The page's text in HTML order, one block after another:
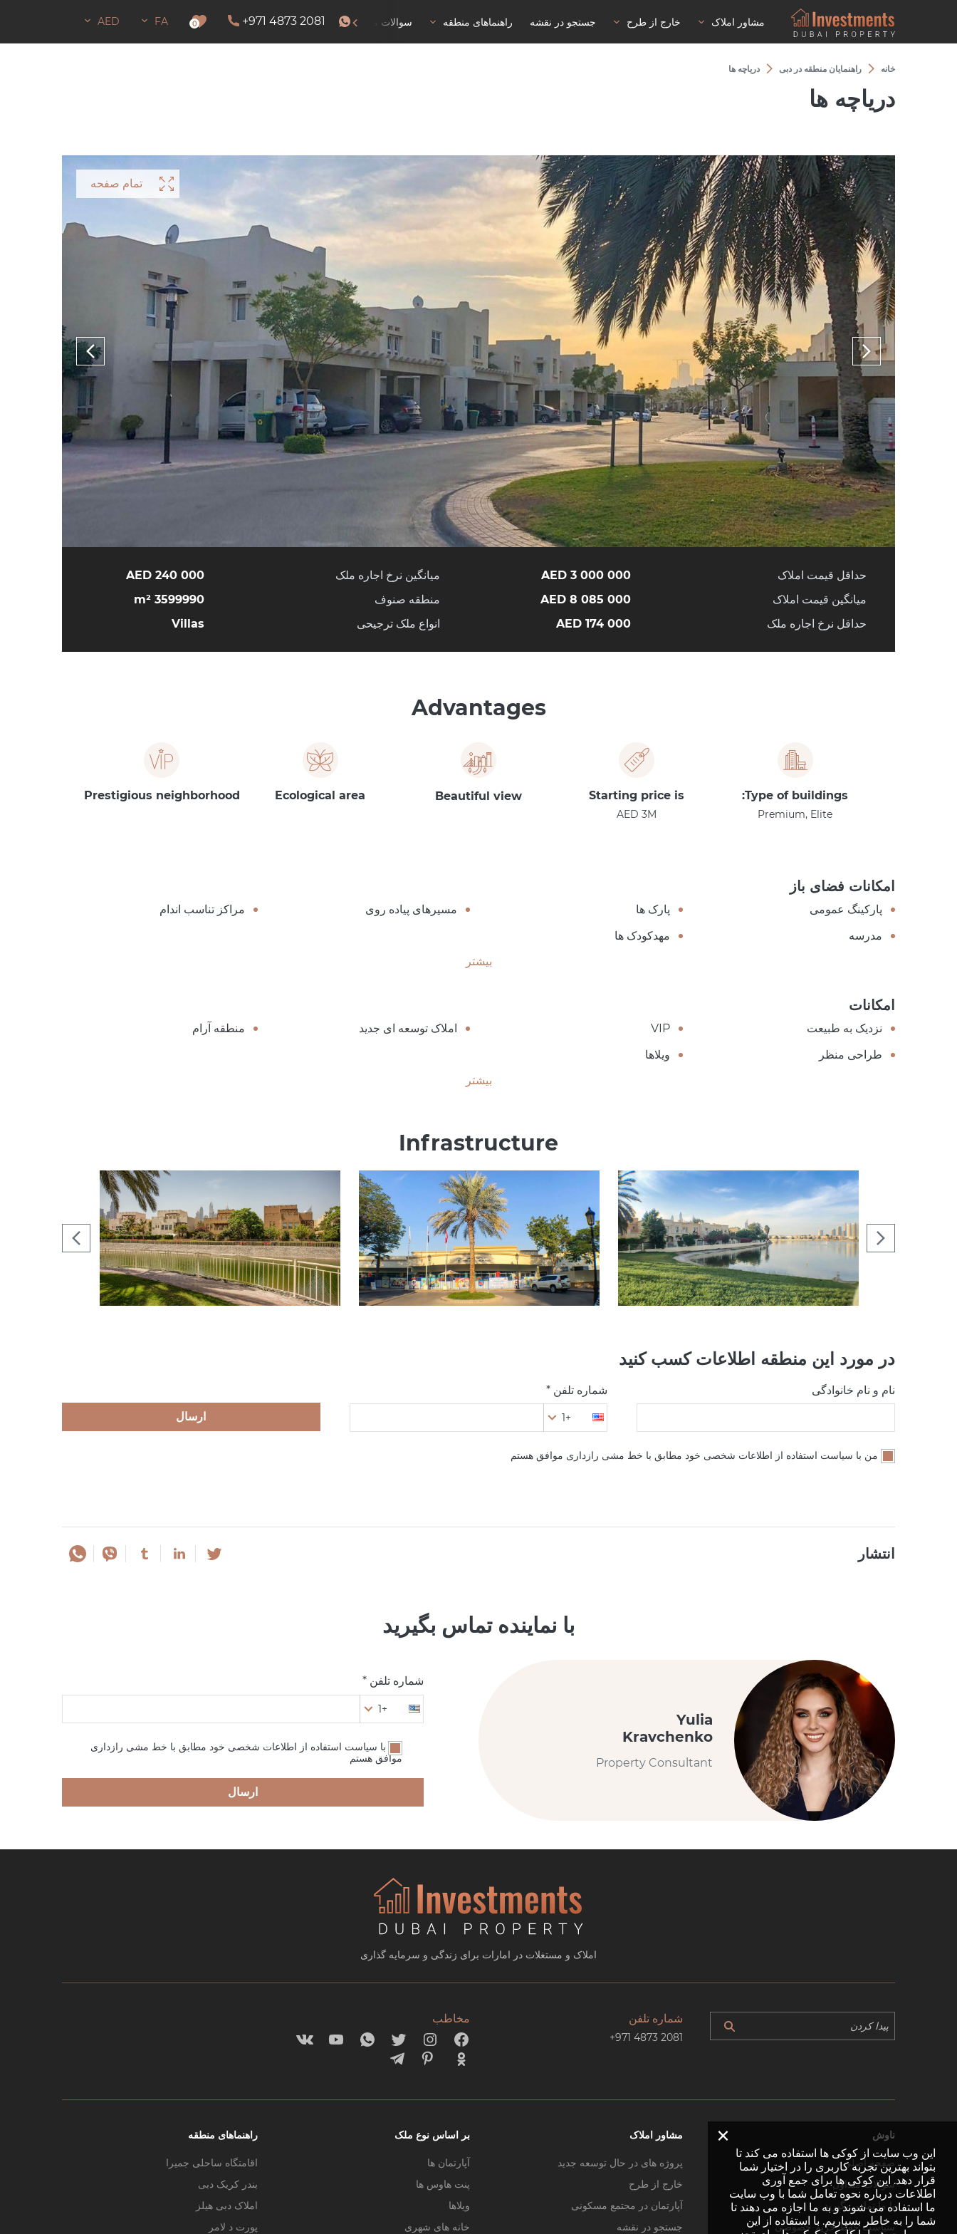
مشاور املاک خارج از طرح جستجو در نقشه راهنماهای منطقه سوالات متداول اجازه اقامت
+971 4873 2081
0
FA
AED
خانه راهنمایان منطقه در دبی دریاچه ها
دریاچه ها
تمام صفحه
حداقل قیمت املاک
3 000 000 AED
میانگین قیمت املاک
8 085 000 AED
حداقل نرخ اجاره ملک
174 000 AED
میانگین نرخ اجاره ملک
240 000 AED
منطقه صنوف
3599990 m²
انواع ملک ترجیحی
Villas
Advantages
Type of buildings:
Premium, Elite
Starting price is
AED 3M
Beautiful view
Ecological area
Prestigious neighborhood
امکانات فضای باز
پارکینگ عمومی پارک ها مسیرهای پیاده روی
مراکز تناسب اندام
مدرسه
مهدکودک ها
بیشتر
امکانات
نزدیک به طبیعت VIP املاک توسعه ای جدید
منطقه آرام
طراحی منظر
ویلاها
بیشتر
Infrastructure
در مورد این منطقه اطلاعات کسب کنید
نام و نام خانوادگی شماره تلفن *
+1 ارسال
من با سیاست استفاده از اطلاعات شخصی خود مطابق با خط مشی رازداری موافق هستم
انتشار
با نماینده تماس بگیرید
Yulia
Kravchenko
Property Consultant
شماره تلفن *
+1
من با سیاست استفاده از اطلاعات شخصی خود مطابق با خط مشی رازداری
موافق هستم
ارسال
املاک و مستغلات در امارات برای زندگی و سرمایه گذاری
شماره تلفن
+971 4873 2081
مخاطب
ناوش
صفحه اصلی
سوالات متداول
با ما تماس بگیرید
سیاست حفظ حریم خصوصی
مشاور املاک
پروژه های در حال توسعه جدید
خارج از طرح
آپارتمان در مجتمع مسکونی
جستجو در نقشه
بر اساس نوع ملک
آپارتمان ها
پنت هاوس ها
ویلاها
خانه های شهری
راهنماهای منطقه
اقامتگاه ساحلی جمیرا
بندر کریک دبی
املاک دبی هیلز
پورت د لامر
×
این وب سایت از کوکی ها استفاده می کند تا
بتواند بهترین تجربه کاربری را در اختیار شما
قرار دهد. این کوکی ها برای جمع آوری
اطلاعات درباره نحوه تعامل شما با وب سایت
ما استفاده می شوند و به ما اجازه می دهند تا
شما را به خاطر بسپاریم. با استفاده از این